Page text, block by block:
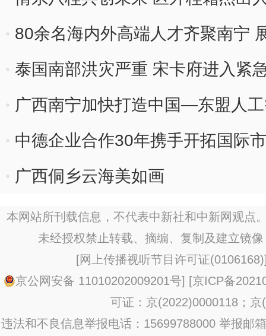
80余名海内外高端人才齐聚南宁
泰国南部洪灾严重 宋卡府进入紧
广西南宁加快打造中国—东盟人工
中德企业合作30年携手开拓国际
广西侗乡云海美如画
本网站所刊载信息，不代表中新社和中新网观点
未经授权禁止转载、摘编、复制及建立镜
[网上传播视听节目许可证(0106168)
京公网安备 11010202009201号] [京ICP备
可证：京(2022)0000118；京
违法和不良信息举报电话：15699788000 举报邮